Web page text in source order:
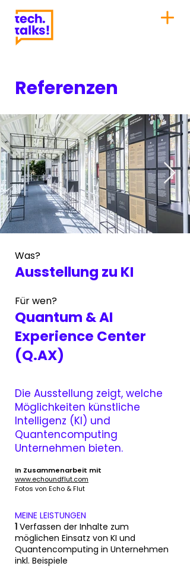
Referenzen
Was?
Ausstellung zu KI
Für wen?
Quantum & AI
Experience Center
(Q.AX)
Die Ausstellung zeigt, welche
Möglichkeiten künstliche
Intelligenz (KI) und
Quantencomputing
Unternehmen bieten.
In Zusammenarbeit mit
www.echoundflut.com
Fotos von Echo & Flut
MEINE LEISTUNGEN
1 Verfassen der Inhalte zum
möglichen Einsatz von KI und
Quantencomputing in Unternehmen
inkl. Beispiele